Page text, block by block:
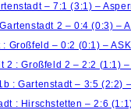
– 7:1 (3:1) –
2 – 0:4 (0:3) –
Großfeld – 0:2 (0:1) –
2 : Großfeld 2 – 2:2 (1:1) –
: Gartenstadt – 3:5 (2:2)
: Hirschstetten – 2:6